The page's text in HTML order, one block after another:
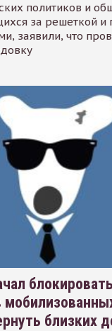
политиков и
за решеткой и
заявили, что
близких